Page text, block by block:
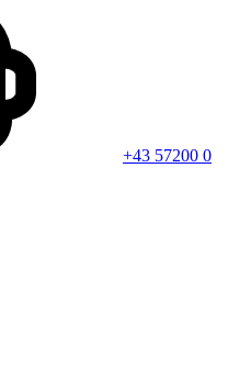
+43 57200 0